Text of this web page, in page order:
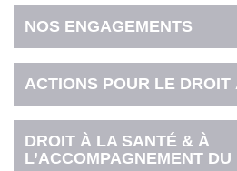
NOS ENGAGEMENTS
ACTIONS POUR LE DROIT
DROIT À LA SANTÉ & À
L’ACCOMPAGNEMENT